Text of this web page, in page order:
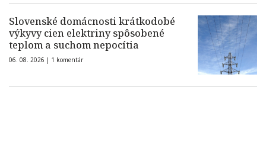
Slovenské domácnosti krátkodobé
výkyvy cien elektriny spôsobené
teplom a suchom nepocítia
06. 08. 2026 | 1 komentár